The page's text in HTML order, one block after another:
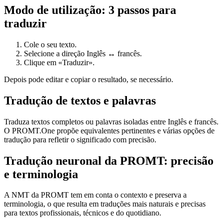
Modo de utilização: 3 passos para
traduzir
Cole o seu texto.
Selecione a direção Inglês ↔ francês.
Clique em «Traduzir».
Depois pode editar e copiar o resultado, se necessário.
Tradução de textos e palavras
Traduza textos completos ou palavras isoladas entre Inglês e francês.
O PROMT.One propõe equivalentes pertinentes e várias opções de
tradução para refletir o significado com precisão.
Tradução neuronal da PROMT: precisão
e terminologia
A NMT da PROMT tem em conta o contexto e preserva a
terminologia, o que resulta em traduções mais naturais e precisas
para textos profissionais, técnicos e do quotidiano.